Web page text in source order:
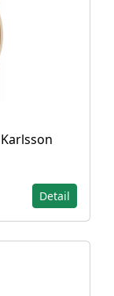
Detail